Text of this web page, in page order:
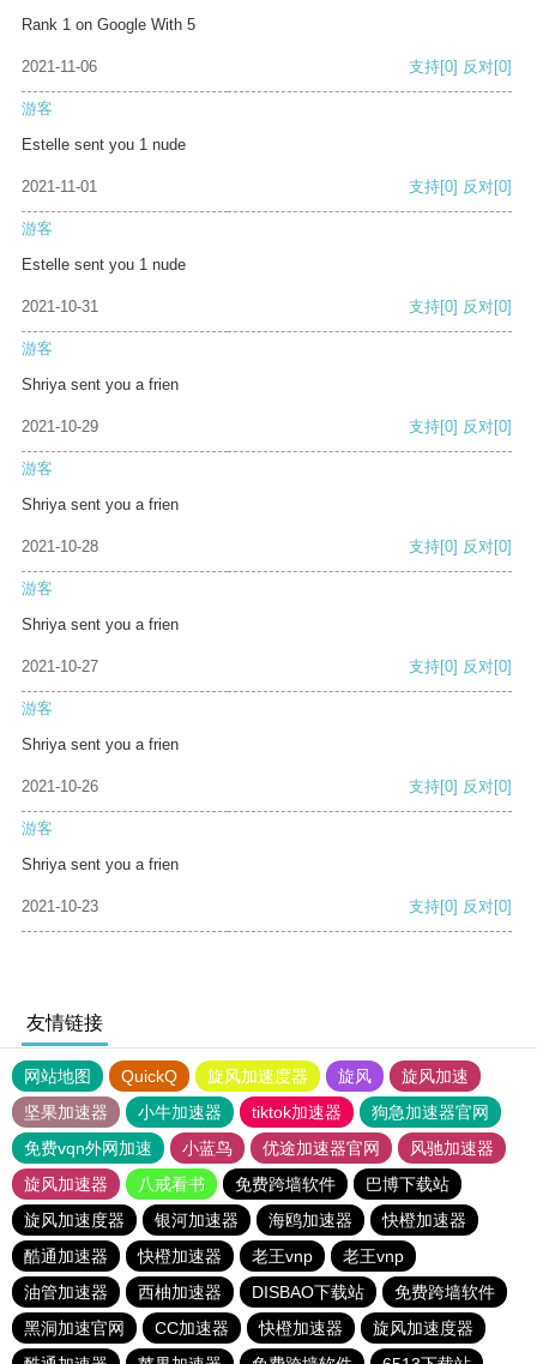
Rank 1 on Google With 5
2021-11-06 支持[0] 反对[0]
游客
Estelle sent you 1 nude
2021-11-01 支持[0] 反对[0]
游客
Estelle sent you 1 nude
2021-10-31 支持[0] 反对[0]
游客
Shriya sent you a frien
2021-10-29 支持[0] 反对[0]
游客
Shriya sent you a frien
2021-10-28 支持[0] 反对[0]
游客
Shriya sent you a frien
2021-10-27 支持[0] 反对[0]
游客
Shriya sent you a frien
2021-10-26 支持[0] 反对[0]
游客
Shriya sent you a frien
2021-10-23 支持[0] 反对[0]
友情链接
网站地图 QuickQ 旋风加速度器 旋风
旋风加速
坚果加速器
小牛加速器 tiktok加速器
狗急加速器官网
免费vqn外网加速
小蓝鸟 优途加速器官网
风驰加速器
旋风加速器
八戒看书 免费跨墙软件
巴博下载站
旋风加速度器
银河加速器 海鸥加速器
快橙加速器
酷通加速器
快橙加速器 老王vnp
老王vnp
油管加速器
西柚加速器 DISBAO下载站
免费跨墙软件
黑洞加速官网
CC加速器 快橙加速器
旋风加速度器